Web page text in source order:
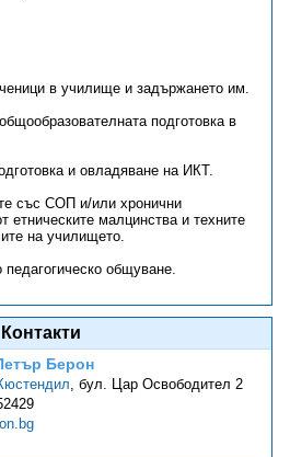
в училище и задържането им.
подготовка в
и овладяване на ИКТ.
със СОП и/или хронични
етническите малцинства и техните
на училището.
общуване.
Контакти
Берон
,бул. Цар Освободител 2